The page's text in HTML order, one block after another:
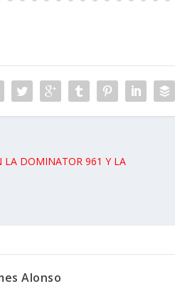
LA DOMINATOR 961 Y LA
Alonso